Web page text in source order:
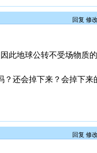
回复 修改
此地球公转不受场物质
？还会掉下来？会掉下来
回复 修改